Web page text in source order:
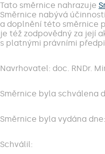
Tato směrnice nahrazuje
Směrnice nabývá
a doplnění této směrnice
je též zodpovědný za její
s platnými právními
Navrhovatel: doc. RNDr.
Směrnice byla schválena
Směrnice byla vydána dne:
Schválil: